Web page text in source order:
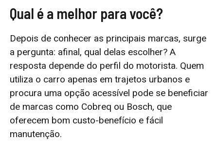
Qual é a melhor para você?
Depois de conhecer as principais marcas, surge
a pergunta: afinal, qual delas escolher? A
resposta depende do perfil do motorista. Quem
utiliza o carro apenas em trajetos urbanos e
procura uma opção acessível pode se beneficiar
de marcas como Cobreq ou Bosch, que
oferecem bom custo-benefício e fácil
manutenção.